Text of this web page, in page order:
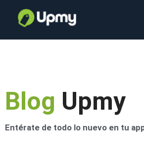
Blog Upmy
Entérate de todo lo nuevo en tu